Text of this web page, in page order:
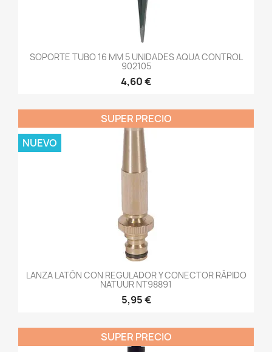
SOPORTE TUBO 16 MM 5 UNIDADES AQUA CONTROL
902105
4,60 €
LANZA LATÓN CON REGULADOR Y CONECTOR RÁPIDO
NATUUR NT98891
5,95 €
SUPER PRECIO
NUEVO
SUPER PRECIO